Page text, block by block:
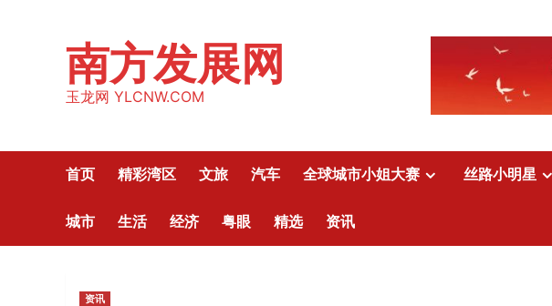
南方发展网
玉龙网 YLCNW.COM
首页 精彩湾区 文旅 汽车 全球城市小姐大赛 丝路小明星
城市 生活 经济 粤眼 精选 资讯
资讯